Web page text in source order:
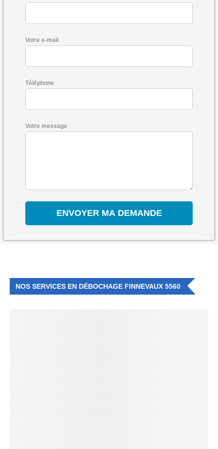
Votre e-mail
Téléphone
Votre message
NOS SERVICES EN DÉBOCHAGE FINNEVAUX 5560